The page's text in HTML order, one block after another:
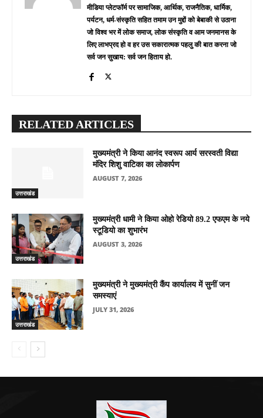
मीडिया प्लेटफॉर्म पर सामाजिक, आर्थिक, राजनैतिक, धार्मिक,
पर्यटन, धर्म-संस्कृति सहित तमाम उन मुद्दों को बेबाकी से उठाना
जो विश्व भर में लोक समाज, लोक संस्कृति व आम जनमानस के
लिए लाभप्रद हो व हर उस सकारात्मक पहलु की बात करना जो
सर्व जन सुखाय: सर्व जन हिताय हो.
RELATED ARTICLES
उत्तराखंड
मुख्यमंत्री ने किया आनंद स्वरूप आर्य सरस्वती विद्या
मंदिर शिशु वाटिका का लोकार्पण
AUGUST 7, 2026
उत्तराखंड
मुख्यमंत्री धामी ने किया ओहो रेडियो 89.2 एफएम के नये
स्टूडियो का शुभारंभ
AUGUST 3, 2026
उत्तराखंड
मुख्यमंत्री ने मुख्यमंत्री कैंप कार्यालय में सुनीं जन
समस्याएं
JULY 31, 2026